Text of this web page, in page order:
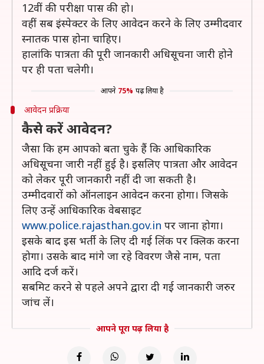
12वीं की परीक्षा पास की हो।
वहीं सब इंस्पेक्टर के लिए आवेदन करने के लिए उम्मीदवार
स्नातक पास होना चाहिए।
हालांकि पात्रता की पूरी जानकारी अधिसूचना जारी होने
पर ही पता चलेगी।
आपने 75% पढ़ लिया है
आवेदन प्रक्रिया
कैसे करें आवेदन?
जैसा कि हम आपको बता चुके हैं कि आधिकारिक
अधिसूचना जारी नहीं हुई है। इसलिए पात्रता और आवेदन
को लेकर पूरी जानकारी नहीं दी जा सकती है।
उम्मीदवारों को ऑनलाइन आवेदन करना होगा। जिसके
लिए उन्हें आधिकारिक वेबसाइट
www.police.rajasthan.gov.in पर जाना होगा।
इसके बाद इस भर्ती के लिए दी गई लिंक पर क्लिक करना
होगा। उसके बाद मांगे जा रहे विवरण जैसे नाम, पता
आदि दर्ज करें।
सबमिट करने से पहले अपने द्वारा दी गई जानकारी जरुर
जांच लें।
आपने पूरा पढ़ लिया है